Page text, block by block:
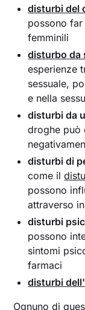
disturbi del
possono
femminili
disturbo da
esperienze
sessuale,
e nella
disturbi da
droghe può
disturbi di
come il
possono
attraverso
disturbi
possono
sintomi
farmaci
disturbi
Ognuno di